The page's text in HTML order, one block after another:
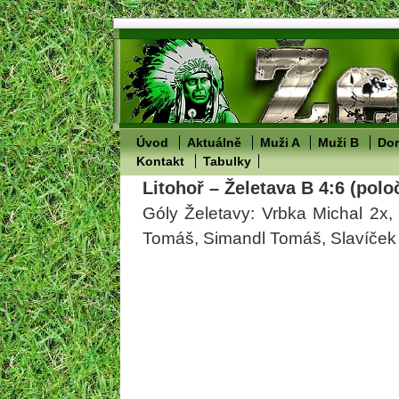
Úvod Aktuálně Muži A Muži B
Kontakt
Tabulky
Litohoř – Želetava B 4:6
Góly Želetavy: Vrbka Michal
Tomáš, Simandl Tomáš,